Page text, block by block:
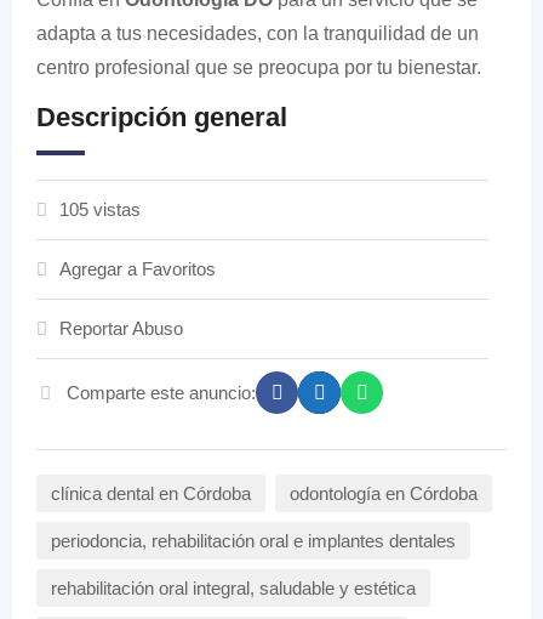
adapta a tus necesidades, con la tranquilidad de un
centro profesional que se preocupa por tu bienestar.
Descripción general
105 vistas
Agregar a Favoritos
Reportar Abuso
Comparte este anuncio:
clínica dental en Córdoba odontología en Córdoba
periodoncia, rehabilitación oral e implantes dentales
rehabilitación oral integral, saludable y estética